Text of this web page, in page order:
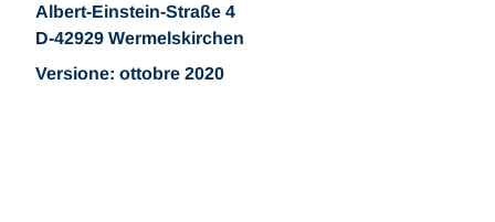
Albert-Einstein-Straße 4
D-42929 Wermelskirchen
Versione: ottobre 2020